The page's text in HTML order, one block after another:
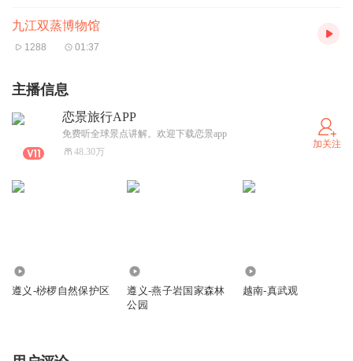
九江双蒸博物馆
1288 01:37
主播信息
恋景旅行APP
免费听全球景点讲解。欢迎下载恋景app
48.30万
加关注
遵义-桫椤自然保护区
遵义-燕子岩国家森林
公园
越南-真武观